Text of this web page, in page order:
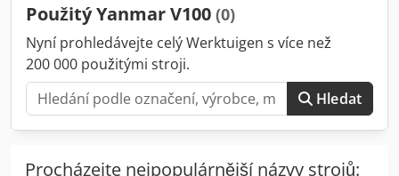
Použitý Yanmar V100 (0)
Nyní prohledávejte celý Werktuigen s více než
200 000 použitými stroji.
Hledat
Procházejte nejpopulárnější názvy strojů: